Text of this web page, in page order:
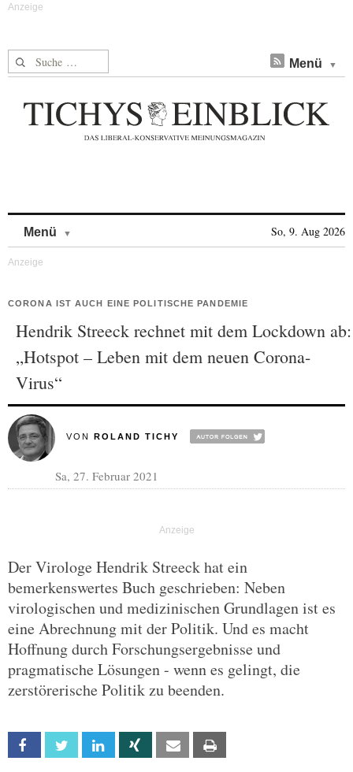
Suche nach: Menü
Menü So, 9. Aug 2026
CORONA IST AUCH EINE POLITISCHE PANDEMIE
Hendrik Streeck rechnet mit dem Lockdown ab:
„Hotspot – Leben mit dem neuen Corona-
Virus“
VON ROLAND TICHY
Sa, 27. Februar 2021
Der Virologe Hendrik Streeck hat ein
bemerkenswertes Buch geschrieben: Neben
virologischen und medizinischen Grundlagen ist es
eine Abrechnung mit der Politik. Und es macht
Hoffnung durch Forschungsergebnisse und
pragmatische Lösungen - wenn es gelingt, die
zerstörerische Politik zu beenden.
Facebook Twitter Linkedin Xing Email